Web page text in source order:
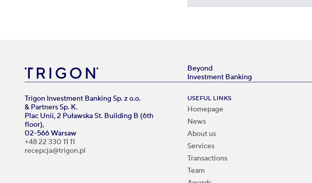
Beyond
Investment Banking
Trigon Investment Banking Sp. z o.o.
& Partners Sp. K.
Plac Unii, 2 Puławska St. Building B (6th
floor),
02-566 Warsaw
+48 22 330 11 11
recepcja@trigon.pl
USEFUL LINKS
Homepage
News
About us
Services
Transactions
Team